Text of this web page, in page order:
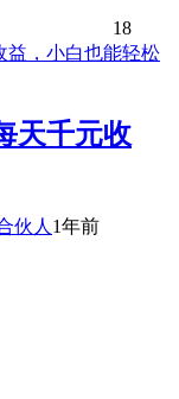
18
天千元收
1年前